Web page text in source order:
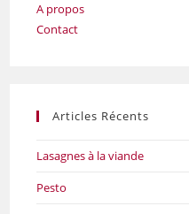
A propos
Contact
Articles Récents
Lasagnes à la viande
Pesto